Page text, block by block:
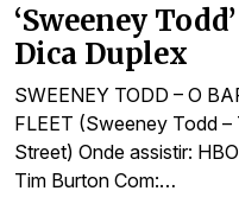
‘Sweeney
Dica Duplex
SWEENEY TODD – O
FLEET (Sweeney Todd
Street) Onde assistir:
Tim Burton Com:…